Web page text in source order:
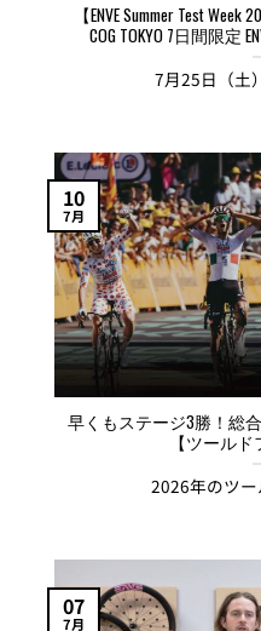
【ENVE Summer Test
COG TOKYO 7日間限定
7月25日（土
早くもステージ3勝！総合
【ツールド
2026年のツ
10
7月
07
7月